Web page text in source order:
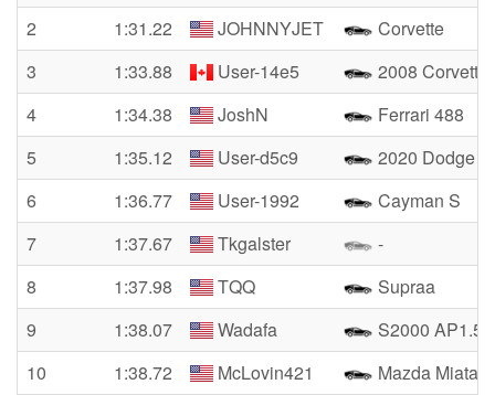
2
1:31.22 JOHNNYJET
Corvette
3
1:33.88 User-14e5
2008 Corvett3
4
1:34.38 JoshN
Ferrari 488
5
1:35.12 User-d5c9
2020 Dodge
6
1:36.77 User-1992
Cayman S
7
1:37.67 Tkgalster
-
8
1:37.98 TQQ
Supraa
9
1:38.07 Wadafa
S2000 AP1.5
10
1:38.72 McLovin421 Mazda Miata